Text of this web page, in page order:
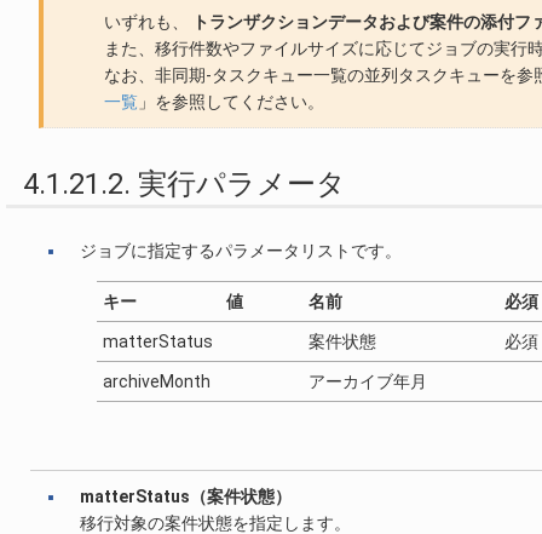
いずれも、
トランザクションデータおよび案件の添付フ
また、移行件数やファイルサイズに応じてジョブの実行
なお、非同期-タスクキュー一覧の並列タスクキューを参
一覧 」を参照してください。
4.1.21.2. 実行パラメータ
ジョブに指定するパラメータリストです。
キー 値 名前 必須
matterStatus 案件状態 必須
archiveMonth アーカイブ年月
matterStatus（案件状態）
移行対象の案件状態を指定します。